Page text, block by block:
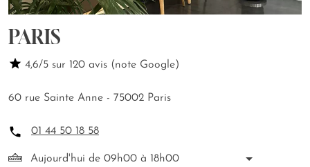
PARIS
4,6/5 sur 120 avis (note Google)
60 rue Sainte Anne - 75002 Paris
01 44 50 18 58
Aujourd'hui de 09h00 à 18h00